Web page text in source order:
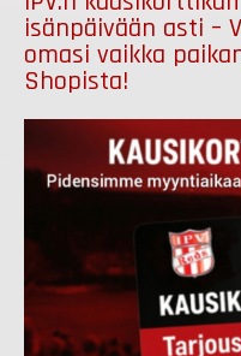
isänpäivään asti –
omasi vaikka
Shopista!